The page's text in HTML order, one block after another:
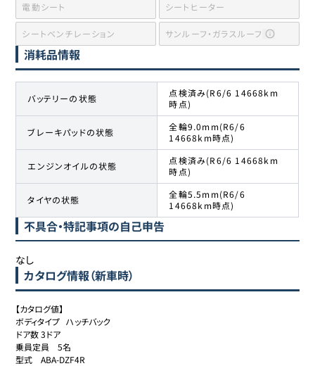
電動シート シートヒーター
シートベンチレーション サンルーフ・ガラスルーフ
消耗品情報
バッテリーの状態
点検済み(R6/6 14668km
時点)
ブレーキパッドの状態
全輪9.0mm(R6/6
14668km時点)
エンジンオイルの状態
点検済み(R6/6 14668km
時点)
タイヤの状態
全輪5.5mm(R6/6
14668km時点)
不具合・特記事項の自己申告
なし
カタログ情報（新車時）
【カタログ値】
ボディタイプ	ハッチバック
ドア数	3ドア
乗員定員	5名
型式	ABA-DZF4R